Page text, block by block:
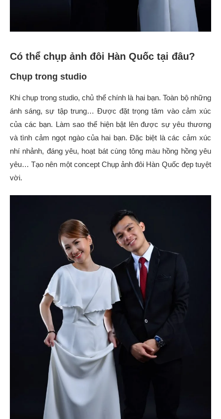
Có thể chụp ảnh đôi Hàn Quốc tại đâu?
Chụp trong studio
Khi chụp trong studio, chủ thể chính là hai bạn. Toàn bộ những
ánh sáng, sự tập trung… Được đặt trọng tâm vào cảm xúc
của các bạn. Làm sao thể hiện bật lên được sự yêu thương
và tình cảm ngọt ngào của hai bạn. Đặc biệt là các cảm xúc
nhí nhảnh, đáng yêu, hoạt bát cùng tông màu hồng hồng yêu
yêu… Tạo nên một concept Chụp ảnh đôi Hàn Quốc đẹp tuyệt
vời.